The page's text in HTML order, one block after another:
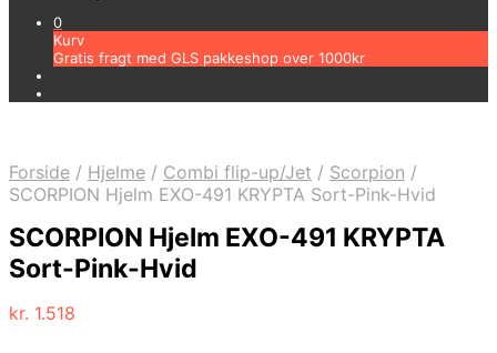
0
Kurv
Gratis fragt med GLS pakkeshop over 1000kr
Forside / Hjelme / Combi flip-up/Jet / Scorpion /
SCORPION Hjelm EXO-491 KRYPTA Sort-Pink-Hvid
SCORPION Hjelm EXO-491 KRYPTA
Sort-Pink-Hvid
kr. 1.518